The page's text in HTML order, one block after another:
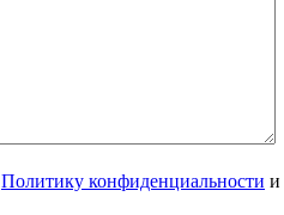
Политику конфиденциальности и